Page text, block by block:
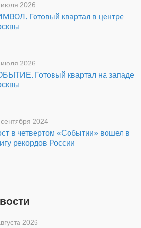
2026
Готовый квартал в центре
2026
Готовый квартал на западе
2024
в четвертом «Событии» вошел в
рекордов России
2026